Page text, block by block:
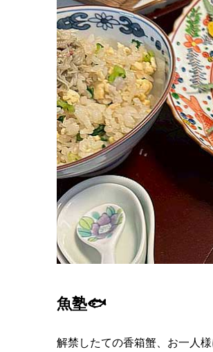
魚塾🐟
解禁したての香箱蟹、お一人